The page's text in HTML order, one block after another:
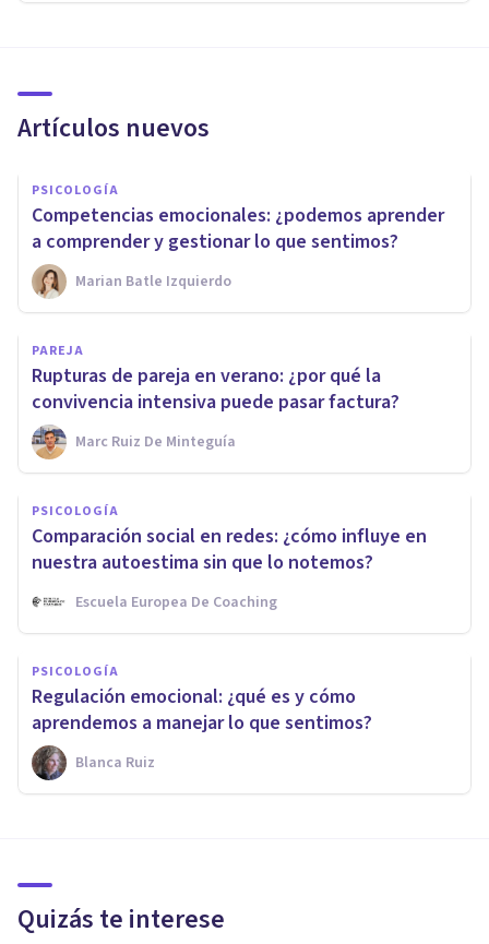
Artículos nuevos
PSICOLOGÍA
Competencias emocionales: ¿podemos aprender
a comprender y gestionar lo que sentimos?
Marian Batle Izquierdo
PAREJA
Rupturas de pareja en verano: ¿por qué la
convivencia intensiva puede pasar factura?
Marc Ruiz De Minteguía
PSICOLOGÍA
Comparación social en redes: ¿cómo influye en
nuestra autoestima sin que lo notemos?
Escuela Europea De Coaching
PSICOLOGÍA
Regulación emocional: ¿qué es y cómo
aprendemos a manejar lo que sentimos?
Blanca Ruiz
Quizás te interese